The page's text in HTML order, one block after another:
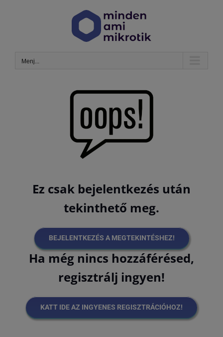
Menj...
Ez csak bejelentkezés után
tekinthető meg.
BEJELENTKEZÉS A MEGTEKINTÉSHEZ!
Ha még nincs hozzáférésed,
regisztrálj ingyen!
KATT IDE AZ INGYENES REGISZTRÁCIÓHOZ!